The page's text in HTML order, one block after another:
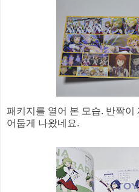
패키지를 열어 본 모습. 반짝이
어둡게 나왔네요.